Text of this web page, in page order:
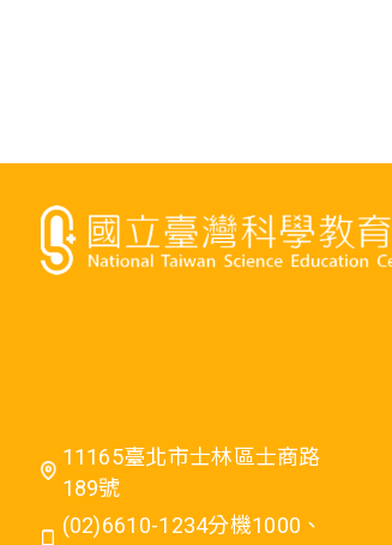
11165臺北市士林區士商路
189號
(02)6610-1234分機1000、